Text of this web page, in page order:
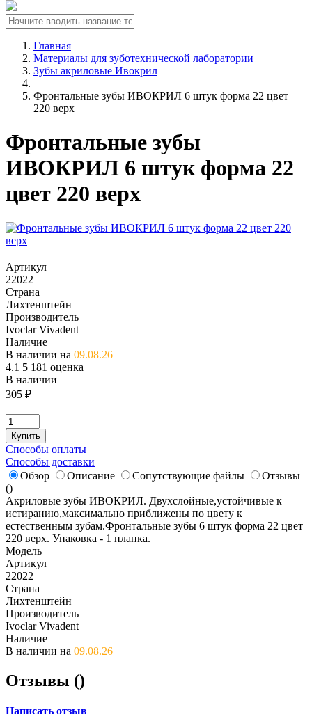
Главная
Материалы для зуботехнической лаборатории
Зубы акриловые Ивокрил
Фронтальные зубы ИВОКРИЛ 6 штук форма 22 цвет
220 верх
Фронтальные зубы
ИВОКРИЛ 6 штук форма 22
цвет 220 верх
Артикул
22022
Страна
Лихтенштейн
Производитель
Ivoclar Vivadent
Наличие
В наличии на 09.08.26
4.1 5 181 оценка
В наличии
305 ₽
Купить
Способы оплаты
Способы доставки
Обзор
Описание Сопутствующие файлы
Отзывы
()
Акриловые зубы ИВОКРИЛ. Двухслойные,устойчивые к
истиранию,максимально приближены по цвету к
естественным зубам.Фронтальные зубы 6 штук форма 22 цвет
220 верх. Упаковка - 1 планка.
Модель
Артикул
22022
Страна
Лихтенштейн
Производитель
Ivoclar Vivadent
Наличие
В наличии на 09.08.26
Отзывы ()
Написать отзыв